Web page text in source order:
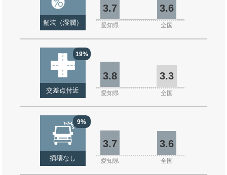
舗装（湿潤）
3.7 3.6
愛知県 全国
19%
交差点付近
3.8 3.3
愛知県 全国
9%
損壊なし
3.7 3.6
愛知県 全国